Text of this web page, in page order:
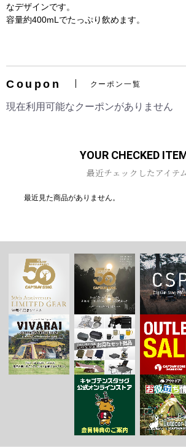
お買い物を続ける
なデザインです。
容量約400mLでたっぷり飲めます。
Coupon クーポン一覧
現在利用可能なクーポンがありません
YOUR CHECKED
最近チェックしたアイテム
最近見た商品がありません。